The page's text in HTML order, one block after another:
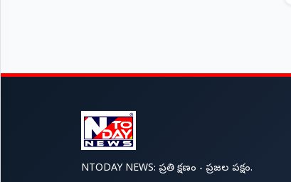
NTODAY NEWS: ప్రతి క్షణం - ప్రజల పక్షం.